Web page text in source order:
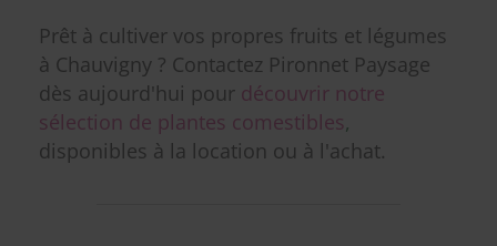
Prêt à cultiver vos propres fruits et légumes
à Chauvigny ? Contactez Pironnet Paysage
dès aujourd'hui pour découvrir notre
sélection de plantes comestibles,
disponibles à la location ou à l'achat.